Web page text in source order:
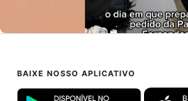
BAIXE NOSSO APLICATIVO